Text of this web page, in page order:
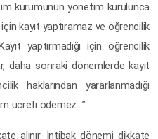
kurumunun yönetim kurulunca
kayıt yaptıramaz ve öğrencilik
yaptırmadığı için öğrencilik
daha sonraki dönemlerde kayıt
haklarından yararlanmadığı
ücreti ödemez…”
alınır. İntibak dönemi dikkate